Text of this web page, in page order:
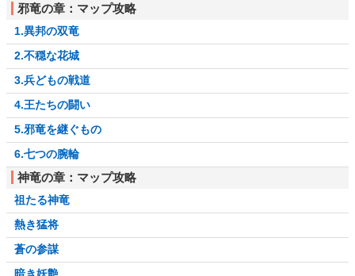
邪竜の章：マップ攻略
1.異邦の双竜
2.不穏な花城
3.兵どもの戦道
4.王たちの闘い
5.邪竜を継ぐもの
6.七つの腕輪
神竜の章：マップ攻略
祖たる神竜
熱き猛将
蒼の参謀
暗き妖艶